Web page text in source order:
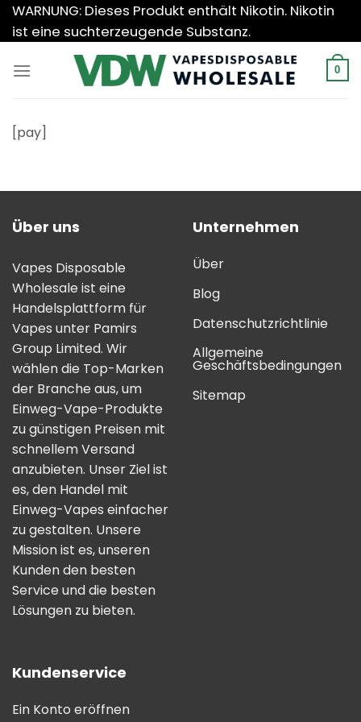
Zum
Inhalt
WARNUNG: Dieses Produkt enthält Nikotin. Nikotin
ist eine suchterzeugende Substanz.
0
[pay]
Über uns
Vapes Disposable
Wholesale ist eine
Handelsplattform für
Vapes unter Pamirs
Group Limited. Wir
wählen die Top-Marken
der Branche aus, um
Einweg-Vape-Produkte
zu günstigen Preisen mit
schnellem Versand
anzubieten. Unser Ziel ist
es, den Handel mit
Einweg-Vapes einfacher
zu gestalten. Unsere
Mission ist es, unseren
Kunden den besten
Service und die besten
Lösungen zu bieten.
Unternehmen
Über
Blog
Datenschutzrichtlinie
Allgemeine
Geschäftsbedingungen
Sitemap
Kundenservice
Ein Konto eröffnen